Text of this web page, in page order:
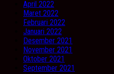
April 2022
Maret 2022
Februari 2022
Januari 2022
Desember 2021
November 2021
Oktober 2021
September 2021